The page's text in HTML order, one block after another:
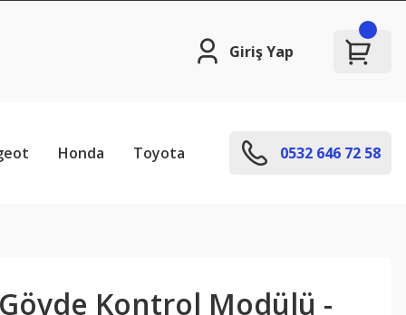
Giriş Yap
Honda Toyota 0532 646 72 58
Kontrol Modülü -